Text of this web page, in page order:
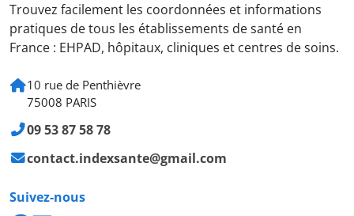
Trouvez facilement les coordonnées et informations
pratiques de tous les établissements de santé en
France : EHPAD, hôpitaux, cliniques et centres de soins.
10 rue de Penthièvre
75008 PARIS
09 53 87 58 78
contact.indexsante@gmail.com
Suivez-nous